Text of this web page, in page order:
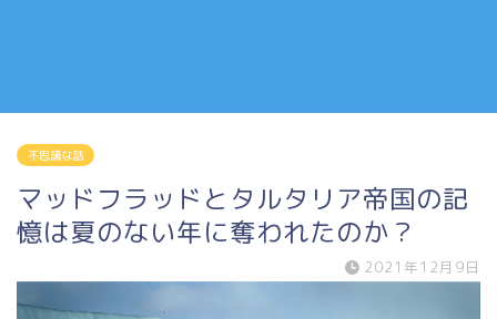
不思議な話
マッドフラッドとタルタリア帝国の記
憶は夏のない年に奪われたのか？
2021年12月9日